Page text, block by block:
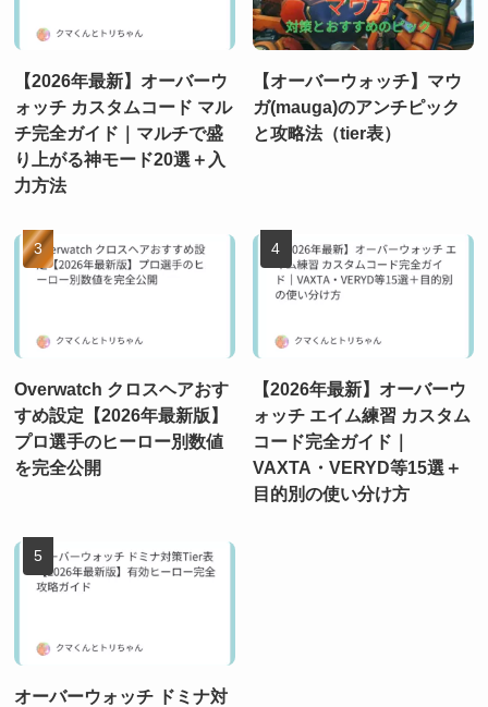
【2026年最新】オーバーウ
ォッチ カスタムコード マル
チ完全ガイド｜マルチで盛
り上がる神モード20選＋入
力方法
【オーバーウォッチ】マウ
ガ(mauga)のアンチピック
と攻略法（tier表）
Overwatch クロスヘアおす
すめ設定【2026年最新版】
プロ選手のヒーロー別数値
を完全公開
【2026年最新】オーバーウ
ォッチ エイム練習 カスタム
コード完全ガイド｜
VAXTA・VERYD等15選＋
目的別の使い分け方
オーバーウォッチ ドミナ対